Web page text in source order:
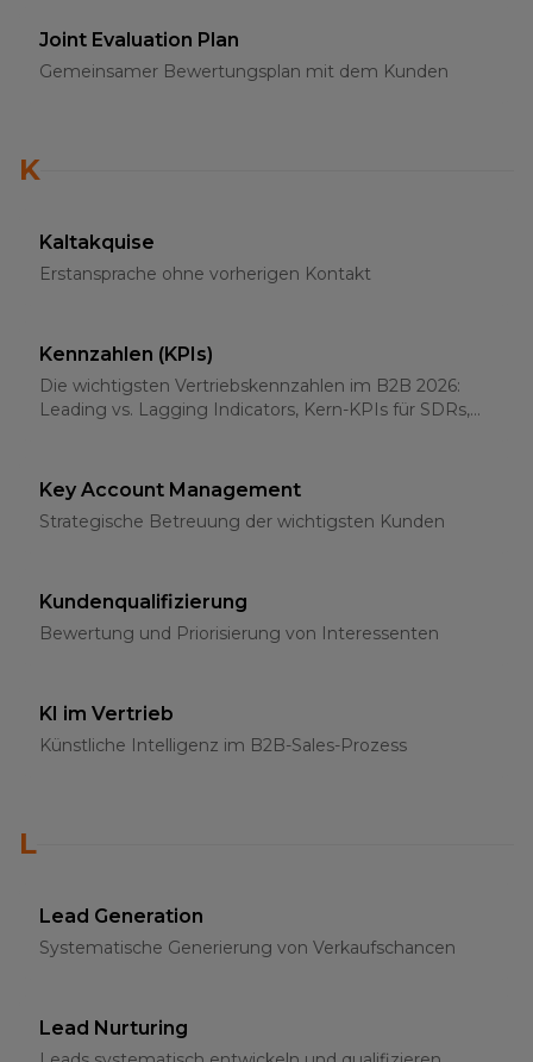
Joint Evaluation Plan
Gemeinsamer Bewertungsplan mit dem Kunden
K
Kaltakquise
Erstansprache ohne vorherigen Kontakt
Kennzahlen (KPIs)
Die wichtigsten Vertriebskennzahlen im B2B 2026:
Leading vs. Lagging Indicators, Kern-KPIs für SDRs,
Key Account Management
Strategische Betreuung der wichtigsten Kunden
Kundenqualifizierung
Bewertung und Priorisierung von Interessenten
KI im Vertrieb
Künstliche Intelligenz im B2B-Sales-Prozess
L
Lead Generation
Systematische Generierung von Verkaufschancen
Lead Nurturing